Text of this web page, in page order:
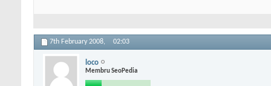
7th February 2008, 02:03
loco
Membru SeoPedia